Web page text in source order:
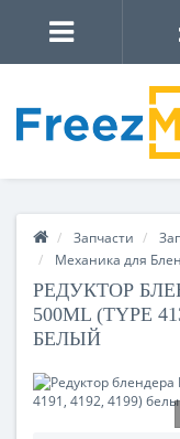
Запчасти
Механика для
РЕДУКТОР
500ML (TYPE
БЕЛЫЙ